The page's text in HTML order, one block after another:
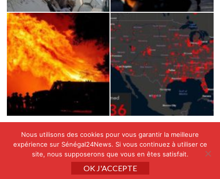
Copyright © All rights reserved SENEGAL24NEWS by
APINAE GROUP|CoverNews
Nous utilisons des cookies pour vous garantir la meilleure
expérience sur Sénégal24News. Si vous continuez à utiliser ce
site, nous supposerons que vous en êtes satisfait.
OK J'ACCEPTE